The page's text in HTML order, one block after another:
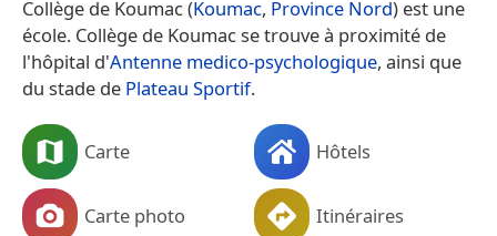
Collège de Koumac (Koumac, Province Nord) est une
école. Collège de Koumac se trouve à proximité de
l'hôpital d'Antenne medico-psychologique, ainsi que
du stade de Plateau Sportif.
Carte Hôtels
Carte photo Itinéraires